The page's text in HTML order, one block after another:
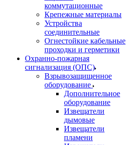
коммутационные
Крепежные материалы
Устройства
соединительные
Огнестойкие кабельные
проходки и герметики
Охранно-пожарная
сигнализация (ОПС)
Взрывозащищенное
оборудование
Дополнительное
оборудование
Извещатели
дымовые
Извещатели
пламени